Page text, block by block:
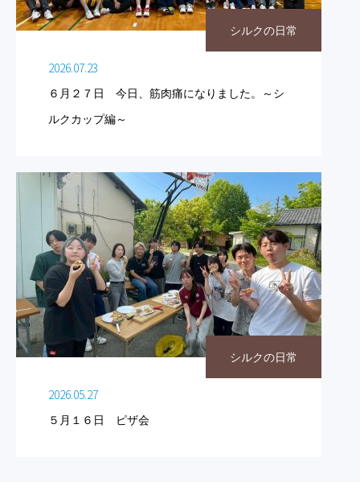
シルクの日常
2026.07.23
６月２７日 今日、筋肉痛になりました。～シ
ルクカップ編～
シルクの日常
2026.05.27
５月１６日 ピザ会